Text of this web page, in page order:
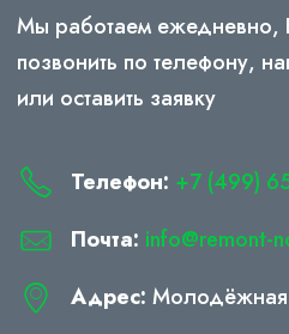
Мы работаем ежедневно,
позвонить по телефону,
или оставить заявку
Телефон: +7 (499)
Почта: info@remont-
Адрес: